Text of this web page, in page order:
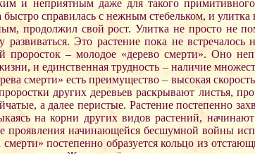
и неприятным даже для такого
справилась с нежным стебельком, и
продолжил свой рост. Улитка не просто не
Это растение пока не
– молодое «дерево смерти». Оно
и единственная трудность – наличие
смерти» есть преимущество – высокая
других деревьев раскрывают листья,
а далее перистые. Растение постепенно
на корни других видов растений,
проявления начинающейся бесшумной войны
смерти» постепенно образуется кольцо из